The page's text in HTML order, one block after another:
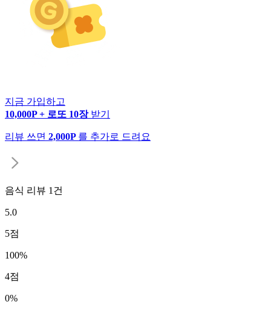
지금 가입하고
10,000P + 로또 10장 받기
리뷰 쓰면 2,000P 를 추가로 드려요
음식 리뷰 1 건
5.0
5점
100%
4점
0%